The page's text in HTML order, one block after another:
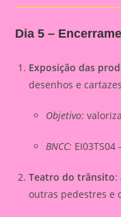
Dia 5 –
Exposição das
desenhos e
Objetivo:
BNCC:
Teatro do trânsito:
outras pedestres e